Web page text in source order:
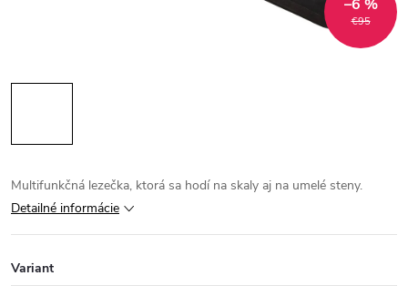
€95
–6 %
Multifunkčná lezečka, ktorá sa hodí na skaly aj na umelé steny.
Detailné informácie
Variant